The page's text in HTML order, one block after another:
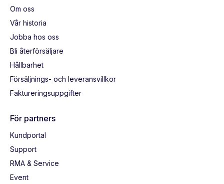
Om oss
Vår historia
Jobba hos oss
Bli återförsäljare
Hållbarhet
Försäljnings- och leveransvillkor
Faktureringsuppgifter
För partners
Kundportal
Support
RMA & Service
Event